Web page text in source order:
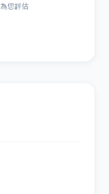
您評估